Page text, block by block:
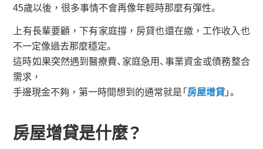
45歲以後，很多事情不會再像年輕時那麼有彈性。
上有長輩要顧，下有家庭撐，房貸也還在繳，工作收入也
不一定像過去那麼穩定。
這時如果突然遇到醫療費、家庭急用、事業資金或債務整合
需求，
手邊現金不夠，第一時間想到的通常就是「 房屋增貸 」。
房屋增貸是什麼？